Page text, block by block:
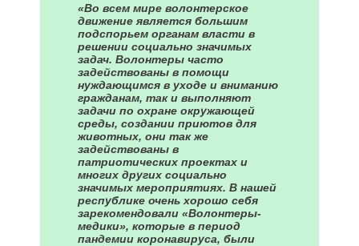
«Во всем мире волонтерское
движение является большим
подспорьем органам власти в
решении социально значимых
задач. Волонтеры часто
задействованы в помощи
нуждающимся в уходе и вниманию
гражданам, так и выполняют
задачи по охране окружающей
среды, создании приютов для
животных, они так же
задействованы в
патриотических проектах и
многих других социально
значимых мероприятиях. В нашей
республике очень хорошо себя
зарекомендовали «Волонтеры-
медики», которые в период
пандемии коронавируса, были